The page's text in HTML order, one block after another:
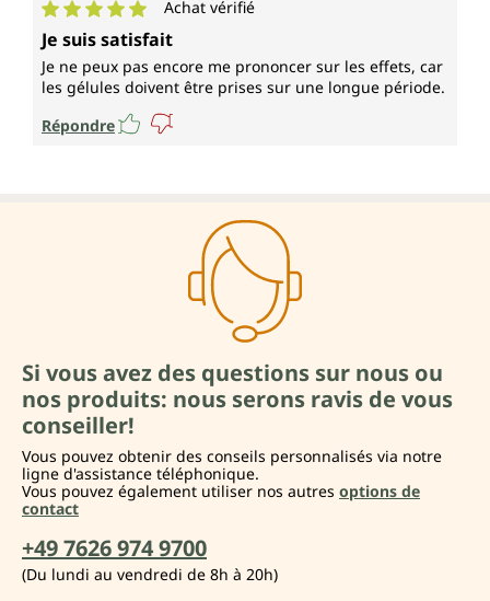
Note moyenne de 5 sur 5 étoiles
Achat vérifié
Je suis satisfait
Je ne peux pas encore me prononcer sur les effets, car
les gélules doivent être prises sur une longue période.
Répondre
Si vous avez des questions sur nous ou
nos produits: nous serons ravis de vous
conseiller!
Vous pouvez obtenir des conseils personnalisés via notre
ligne d'assistance téléphonique.
Vous pouvez également utiliser nos autres options de
contact
+49 7626 974 9700
(Du lundi au vendredi de 8h à 20h)